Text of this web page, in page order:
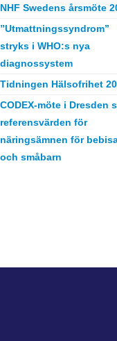
NHF Swedens årsmöte
”Utmattningssyndrom”
stryks i WHO:s nya
diagnossystem
Tidningen Hälsofrihet
CODEX-möte i Dresden
referensvärden för
näringsämnen för
och småbarn